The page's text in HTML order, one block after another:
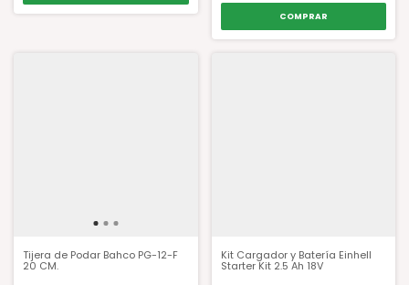
Tijera de Podar Bahco PG-12-F
20 CM.
Kit Cargador y Batería Einhell
Starter Kit 2.5 Ah 18V